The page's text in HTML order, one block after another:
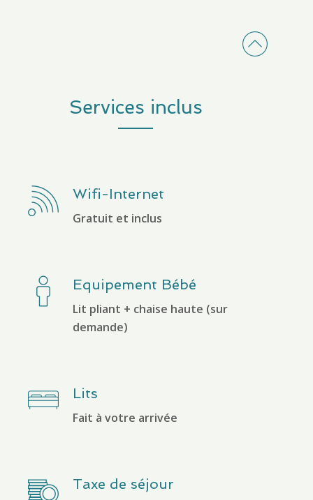
Services inclus
Wifi-Internet
Gratuit et inclus
Equipement Bébé
Lit pliant + chaise haute (sur
demande)
Lits
Fait à votre arrivée
Taxe de séjour